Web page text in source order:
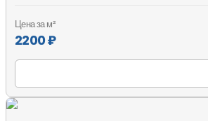
Цена за м²
2200 ₽